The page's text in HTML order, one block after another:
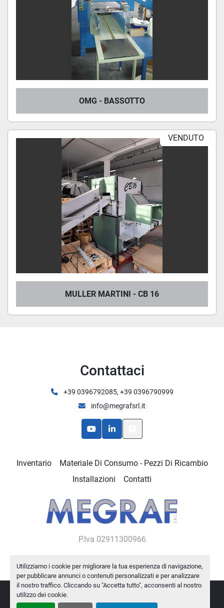
Utilizziamo i cookie per migliorare la tua esperienza di navigazione,
per pubblicare annunci o contenuti personalizzati e per analizzare
il nostro traffico. Cliccando su "Accetta tutto", acconsenti al nostro
utilizzo dei cookie.
OMG - BASSOTTO
VENDUTO
MULLER MARTINI - CB 16
Contattaci
+39 0396792085, +39 0396790999
info@megrafsrl.it
youtubelinkedin
Inventario
Materiale Di Consumo - Pezzi Di Ricambio
Installazioni
Contatti
P.Iva 02911300966
Personalizza le preferenze sui Cookies